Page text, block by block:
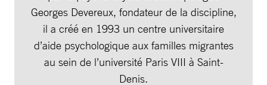
Georges Devereux, fondateur de la discipline,
il a créé en 1993 un centre universitaire
d’aide psychologique aux familles migrantes
au sein de l’université Paris VIII à Saint-
Denis.